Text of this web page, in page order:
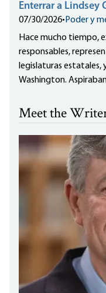
Enterrar a Lindsey
07/30/2026• Poder y
Hace mucho tiempo,
responsables,
legislaturas estatales,
Washington.
Meet the